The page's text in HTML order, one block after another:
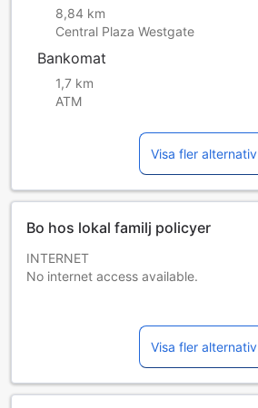
8,84 km
Central Plaza Westgate
Bankomat
1,7 km
ATM
Visa fler alternativ
Bo hos lokal familj policyer
INTERNET
No internet access available.
No parking available.
Pets are not allowed.
Visa fler alternativ